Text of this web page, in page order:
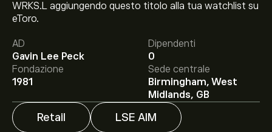
WRKS.L aggiungendo questo titolo alla tua watchlist su
eToro.
AD
Gavin Lee Peck
Dipendenti
0
Fondazione
1981
Sede centrale
Birmingham, West
Midlands, GB
Retail LSE AIM
Il prezzo attuale delle azioni WRKS.L è di 80.80‎p‎.
Il target di prezzo medio per le azioni Theworks.Co.Uk
su eToro per previsioni
dettagliate degli analisti e obiettivi di prezzo.